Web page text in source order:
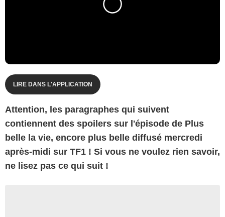
LIRE DANS L'APPLICATION
Attention, les paragraphes qui suivent
contiennent des spoilers sur l'épisode de Plus
belle la vie, encore plus belle diffusé mercredi
après-midi sur TF1 ! Si vous ne voulez rien savoir,
ne lisez pas ce qui suit !